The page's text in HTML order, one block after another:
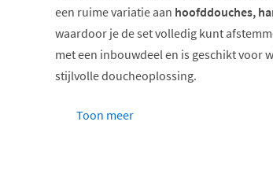
een ruime variatie aan hoofddouches,
waardoor je de set volledig kunt
met een inbouwdeel en is geschikt voor
stijlvolle doucheoplossing.
Thermostatische inbouw doucheset
Toon meer